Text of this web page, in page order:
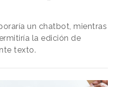
un chatbot, mientras
la edición de
texto.